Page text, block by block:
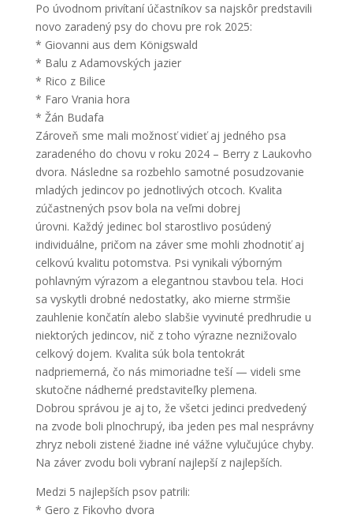
Po úvodnom privítaní účastníkov sa najskôr predstavili
novo zaradený psy do chovu pre rok 2025:
* Giovanni aus dem Königswald
* Balu z Adamovských jazier
* Rico z Bilice
* Faro Vrania hora
* Žán Budafa
Zároveň sme mali možnosť vidieť aj jedného psa
zaradeného do chovu v roku 2024 – Berry z Laukovho
dvora. Následne sa rozbehlo samotné posudzovanie
mladých jedincov po jednotlivých otcoch. Kvalita
zúčastnených psov bola na veľmi dobrej
úrovni. Každý jedinec bol starostlivo posúdený
individuálne, pričom na záver sme mohli zhodnotiť aj
celkovú kvalitu potomstva. Psi vynikali výborným
pohlavným výrazom a elegantnou stavbou tela. Hoci
sa vyskytli drobné nedostatky, ako mierne strmšie
zauhlenie končatín alebo slabšie vyvinuté predhrudie u
niektorých jedincov, nič z toho výrazne neznižovalo
celkový dojem. Kvalita súk bola tentokrát
nadpriemerná, čo nás mimoriadne teší — videli sme
skutočne nádherné predstaviteľky plemena.
Dobrou správou je aj to, že všetci jedinci predvedený
na zvode boli plnochrupý, iba jeden pes mal nesprávny
zhryz neboli zistené žiadne iné vážne vylučujúce chyby.
Na záver zvodu boli vybraní najlepší z najlepších.
Medzi 5 najlepších psov patrili:
* Gero z Fikovho dvora